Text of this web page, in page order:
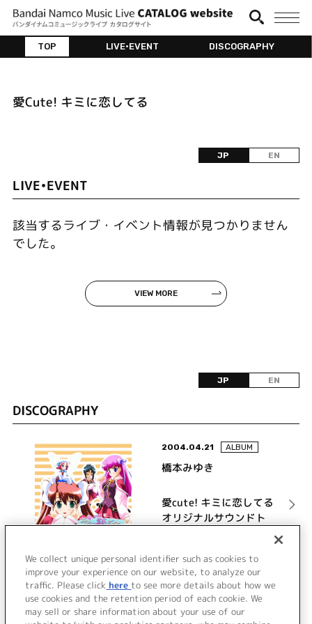
TOP LIVE•EVENT DISCOGRAPHY
愛Cute! キミに恋してる
JP EN
LIVE•EVENT
該当するライブ・イベント情報が見つかりません
でした。
VIEW MORE
JP EN
DISCOGRAPHY
2004.04.21 ALBUM
橋本みゆき
愛cute! キミに恋してる
オリジナルサウンドト
詳細を見る
VIEW MORE
We collect unique personal identifier such as cookies to
improve your experience on our website, to analyze our
traffic. Please click here to see more details about how we
use cookies and the retention period of each cookie. We
may sell or share information about your use of our